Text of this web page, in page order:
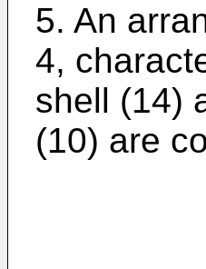
5. An
4,
shell (14)
(10) are